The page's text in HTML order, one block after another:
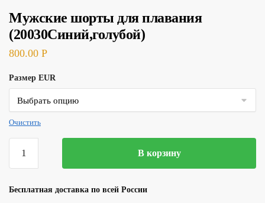
Мужские шорты для плавания
(20030Синий,голубой)
800.00 Р
Размер EUR
Очистить
товара
шорты
В корзину
Бесплатная доставка по всей России